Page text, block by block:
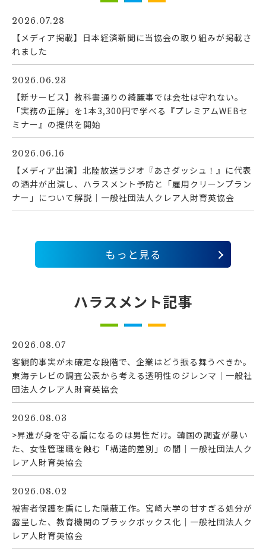
2026.07.28
【メディア掲載】日本経済新聞に当協会の取り組みが掲載さ
れました
2026.06.23
【新サービス】教科書通りの綺麗事では会社は守れない。
「実務の正解」を1本3,300円で学べる『プレミアムWEBセ
ミナー』の提供を開始
2026.06.16
【メディア出演】北陸放送ラジオ『あさダッシュ！』に代表
の酒井が出演し、ハラスメント予防と「雇用クリーンプラン
ナー」について解説｜一般社団法人クレア人財育英協会
もっと見る
ハラスメント記事
2026.08.07
客観的事実が未確定な段階で、企業はどう振る舞うべきか。
東海テレビの調査公表から考える透明性のジレンマ｜一般社
団法人クレア人財育英協会
2026.08.03
>昇進が身を守る盾になるのは男性だけ。韓国の調査が暴い
た、女性管理職を蝕む「構造的差別」の闇｜一般社団法人ク
レア人財育英協会
2026.08.02
被害者保護を盾にした隠蔽工作。宮崎大学の甘すぎる処分が
露呈した、教育機関のブラックボックス化｜一般社団法人ク
レア人財育英協会